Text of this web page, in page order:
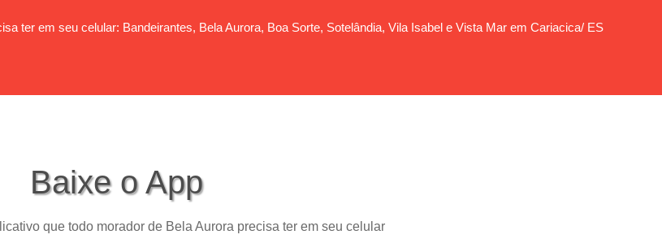
ter em seu celular: Bandeirantes, Bela Aurora, Boa Sorte, Sotelândia, Vila Isabel e Vista Mar em Cariacica/ ES
Baixe o App
que todo morador de Bela Aurora precisa ter em seu celular